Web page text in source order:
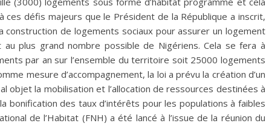
ces défis majeurs que le Président de la République a inscrit,
construction de logements sociaux pour assurer un logement
plus grand nombre possible de Nigériens. Cela se fera à
par an sur l’ensemble du territoire soit 25000 logements
mesure d’accompagnement, la loi a prévu la création d’un
objet la mobilisation et l’allocation de ressources destinées à
bonification des taux d’intérêts pour les populations à faibles
de l’Habitat (FNH) a été lancé à l’issue de la réunion du